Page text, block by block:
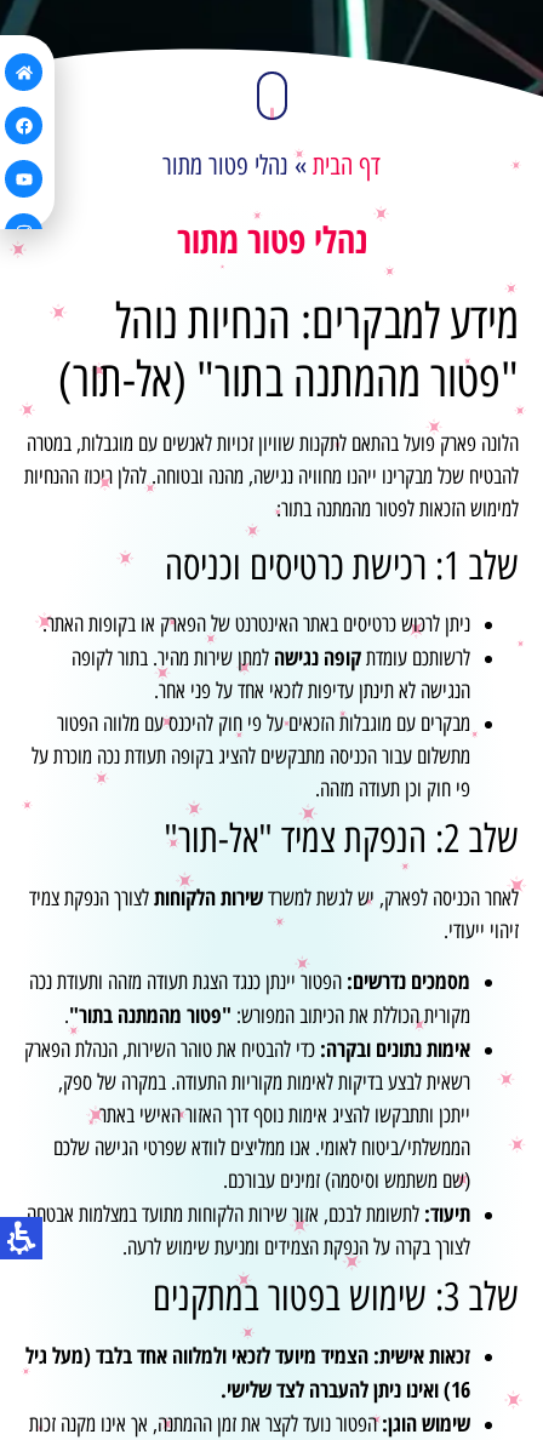
דף הבית» נהלי פטור מתור
נהלי פטור מתור
מידע למבקרים: הנחיות נוהל
"פטור מהמתנה בתור" (אל-תור)
הלונה פארק פועל בהתאם לתקנות שוויון זכויות לאנשים עם מוגבלות, במטרה
להבטיח שכל מבקרינו ייהנו מחוויה נגישה, מהנה ובטוחה. להלן ריכוז ההנחיות
למימוש הזכאות לפטור מהמתנה בתור:
שלב 1: רכישת כרטיסים וכניסה
ניתן לרכוש כרטיסים באתר האינטרנט של הפארק או בקופות האתר.
לרשותכם עומדתקופה נגישה למתן שירות מהיר. בתור לקופה
הנגישה לא תינתן עדיפות לזכאי אחד על פני אחר.
מבקרים עם מוגבלות הזכאים על פי חוק להיכנס עם מלווה הפטור
מתשלום עבור הכניסה מתבקשים להציג בקופה תעודת נכה מוכרת על
פי חוק וכן תעודה מזהה.
שלב 2: הנפקת צמיד "אל-תור"
לאחר הכניסה לפארק, יש לגשת למשרדשירות הלקוחותלצורך הנפקת צמיד
זיהוי ייעודי.
מסמכים נדרשים: הפטור יינתן כנגד הצגת תעודה מזהה ותעודת נכה
מקורית הכוללת את הכיתוב המפורש: "פטור מהמתנה בתור".
אימות נתונים ובקרה: כדי להבטיח את טוהר השירות, הנהלת הפארק
רשאית לבצע בדיקות לאימות מקוריות התעודה. במקרה של ספק,
ייתכן ותתבקשו להציג אימות נוסף דרך האזור האישי באתר
הממשלתי/ביטוח לאומי. אנו ממליצים לוודא שפרטי הגישה שלכם
(שם משתמש וסיסמה) זמינים עבורכם.
תיעוד: לתשומת לבכם, אזור שירות הלקוחות מתועד במצלמות אבטחה
לצורך בקרה על הנפקת הצמידים ומניעת שימוש לרעה.
שלב 3: שימוש בפטור במתקנים
זכאות אישית: הצמיד מיועד לזכאי ולמלווה אחד בלבד (מעל גיל
16) ואינו ניתן להעברה לצד שלישי.
שימוש הוגן:הפטור נועד לקצר את זמן ההמתנה, אך אינו מקנה זכות